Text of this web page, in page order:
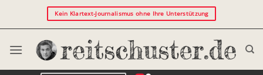
Kein Klartext-Journalismus ohne Ihre Unterstützung